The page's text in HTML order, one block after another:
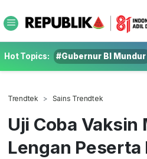
Hot Topics: #Gubernur BI Mundur
Trendtek Sains Trendtek
Uji Coba Vaksin
Lengan Peserta